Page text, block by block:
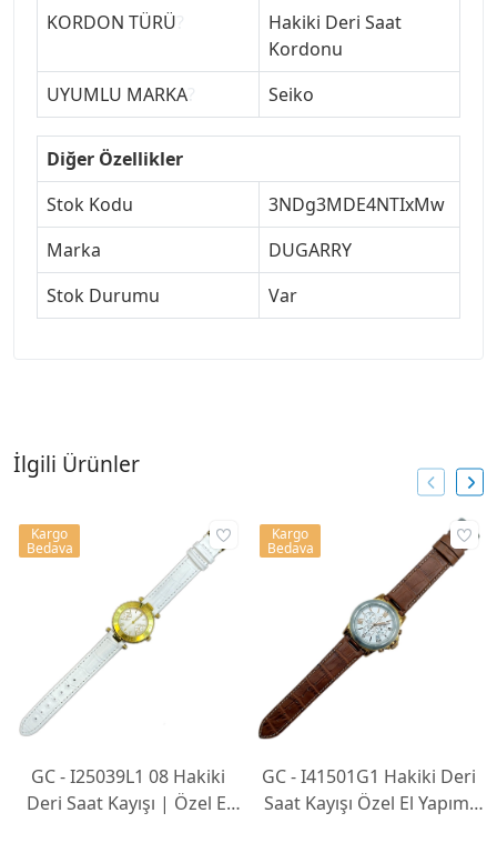
KORDON TÜRÜ
Hakiki Deri Saat
Kordonu
UYUMLU MARKA
Seiko
Diğer Özellikler
Stok Kodu
3NDg3MDE4NTIxMw
Marka
DUGARRY
Stok Durumu
Var
İlgili Ürünler
GC - I25039L1 08 Hakiki
Deri Saat Kayışı | Özel El
Kargo
Bedava
GC - I41501G1 Hakiki Deri
Saat Kayışı Özel El Yapımı
Kargo
Bedava